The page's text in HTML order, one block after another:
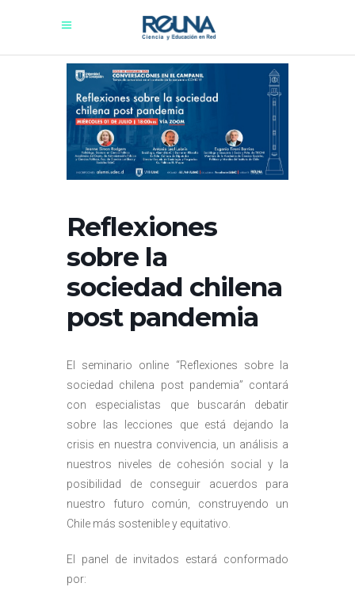
Reflexiones
sobre la
sociedad chilena
post pandemia
El seminario online “Reflexiones sobre la
sociedad chilena post pandemia” contará
con especialistas que buscarán debatir
sobre las lecciones que está dejando la
crisis en nuestra convivencia, un análisis a
nuestros niveles de cohesión social y la
posibilidad de conseguir acuerdos para
nuestro futuro común, construyendo un
Chile más sostenible y equitativo.
El panel de invitados estará conformado
por: